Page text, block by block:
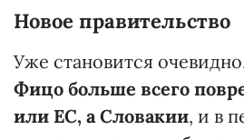
Новое правительство
Уже становится
Фицо больше всего
или ЕС, а Словакии, и в